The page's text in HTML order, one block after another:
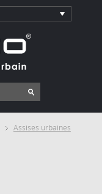
Assises urbaines